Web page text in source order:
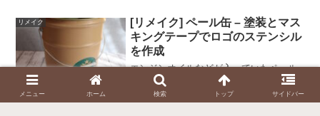
板、留め具をすべて外したほうが塗装が
しやすいです。ワトコオ...
リメイク
[リメイク] ペール缶 – 塗装とマス
キングテープでロゴのステンシル
を作成
エンジンオイルなどが入っていたペール
缶を塗装しました。バケツとして使った
り、物入れとして使ったりしています。
ペール缶はホームセンターでも売ってい
メニュー ホーム 検索 トップ サイドバー